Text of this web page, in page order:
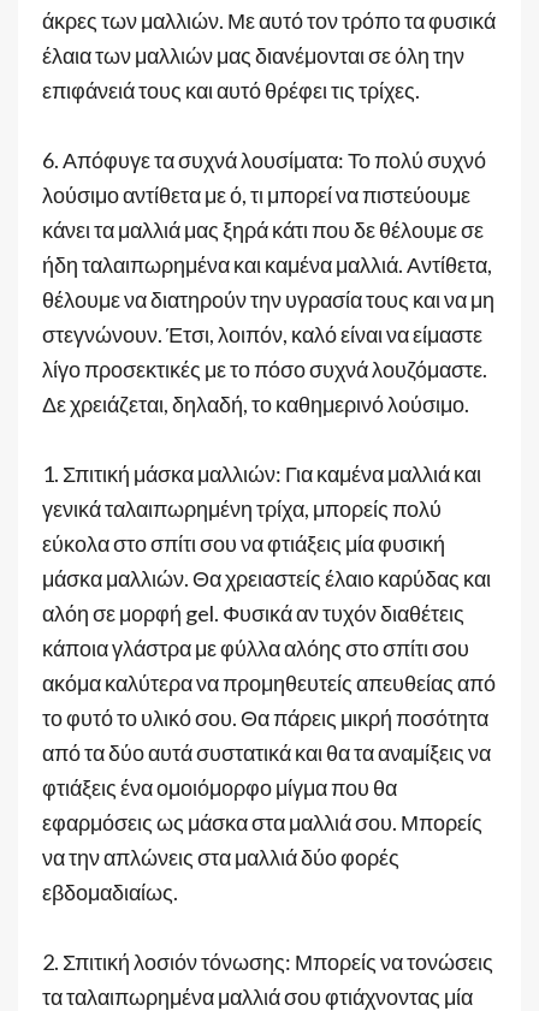
άκρες των μαλλιών. Με αυτό τον τρόπο τα φυσικά
έλαια των μαλλιών μας διανέμονται σε όλη την
επιφάνειά τους και αυτό θρέφει τις τρίχες.
6. Απόφυγε τα συχνά λουσίματα: Το πολύ συχνό
λούσιμο αντίθετα με ό, τι μπορεί να πιστεύουμε
κάνει τα μαλλιά μας ξηρά κάτι που δε θέλουμε σε
ήδη ταλαιπωρημένα και καμένα μαλλιά. Αντίθετα,
θέλουμε να διατηρούν την υγρασία τους και να μη
στεγνώνουν. Έτσι, λοιπόν, καλό είναι να είμαστε
λίγο προσεκτικές με το πόσο συχνά λουζόμαστε.
Δε χρειάζεται, δηλαδή, το καθημερινό λούσιμο.
1. Σπιτική μάσκα μαλλιών: Για καμένα μαλλιά και
γενικά ταλαιπωρημένη τρίχα, μπορείς πολύ
εύκολα στο σπίτι σου να φτιάξεις μία φυσική
μάσκα μαλλιών. Θα χρειαστείς έλαιο καρύδας και
αλόη σε μορφή gel. Φυσικά αν τυχόν διαθέτεις
κάποια γλάστρα με φύλλα αλόης στο σπίτι σου
ακόμα καλύτερα να προμηθευτείς απευθείας από
το φυτό το υλικό σου. Θα πάρεις μικρή ποσότητα
από τα δύο αυτά συστατικά και θα τα αναμίξεις να
φτιάξεις ένα ομοιόμορφο μίγμα που θα
εφαρμόσεις ως μάσκα στα μαλλιά σου. Μπορείς
να την απλώνεις στα μαλλιά δύο φορές
εβδομαδιαίως.
2. Σπιτική λοσιόν τόνωσης: Μπορείς να τονώσεις
τα ταλαιπωρημένα μαλλιά σου φτιάχνοντας μία